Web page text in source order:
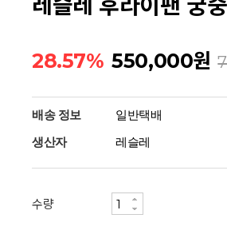
레슬레 후라이팬 궁
28.57% 550,000원
배송 정보
일반택배
생산자
레슬레
수량